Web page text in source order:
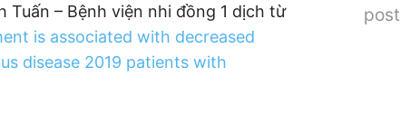
post
Tuấn – Bệnh viện nhi đồng 1 dịch từ
is associated with decreased
disease 2019 patients with